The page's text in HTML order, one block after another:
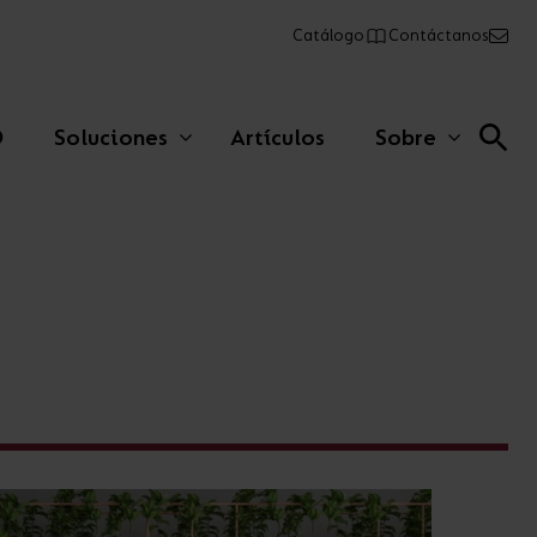
Catálogo Contáctanos
Soluciones Artículos Sobre
Emergencia
AFIX